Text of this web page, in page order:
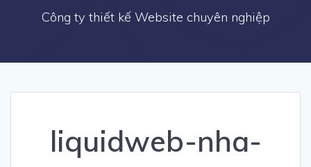
Công ty thiết kế Website chuyên nghiệp
liquidweb-nha-